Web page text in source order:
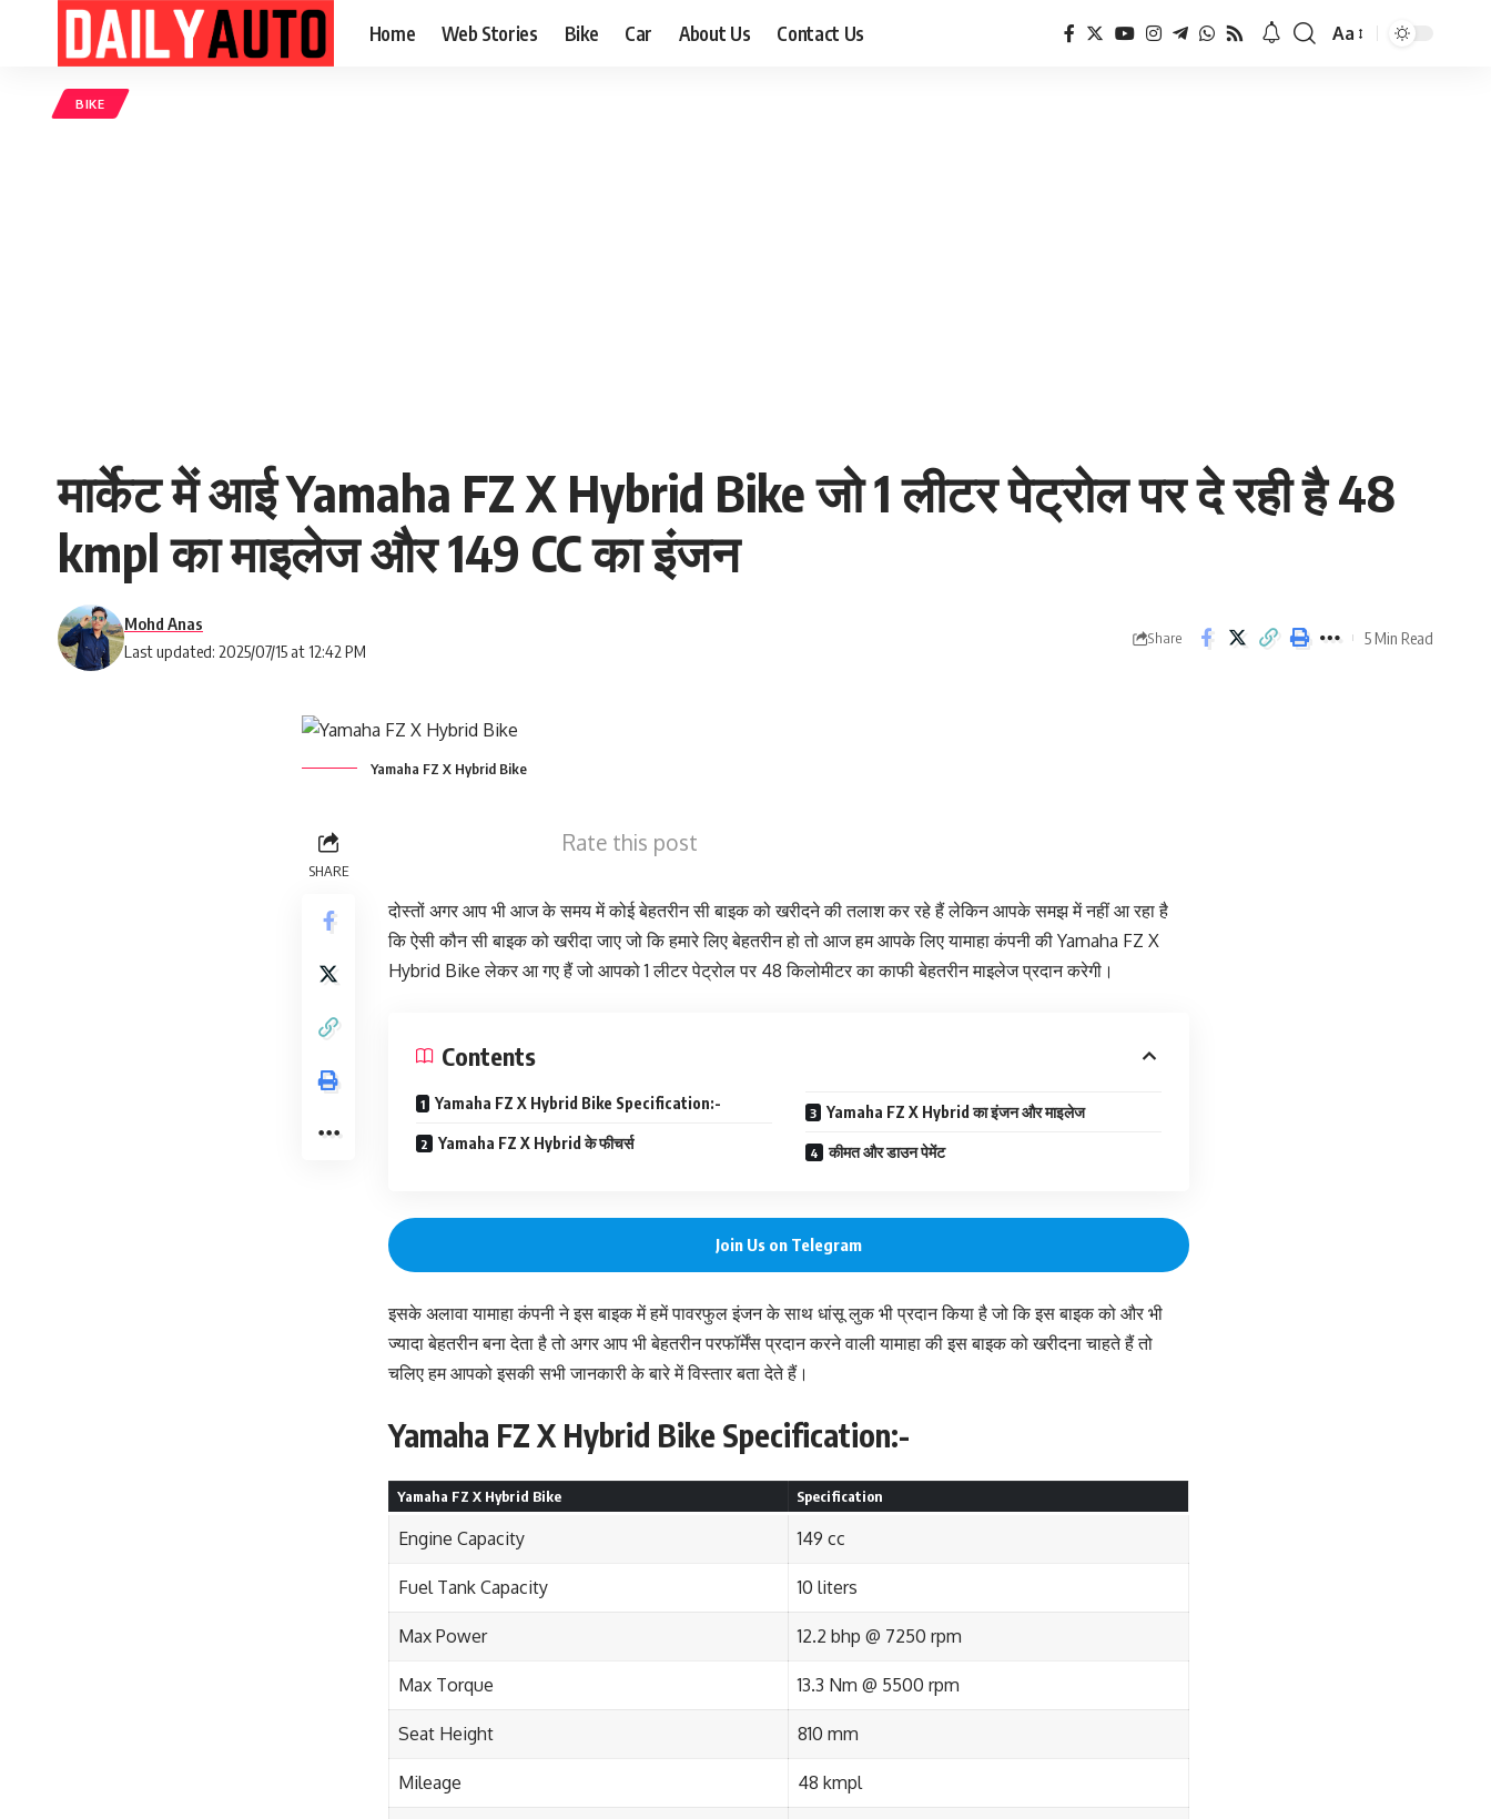
Home Web Stories Bike Car About Us Contact Us
Font
Aa
BIKE
मार्केट में आई Yamaha FZ X Hybrid Bike जो 1 लीटर पेट्रोल पर दे रही है 48
kmpl का माइलेज और 149 CC का इंजन
Last updated: 2025/07/15 at 12:42 PM
Mohd Anas
Share 5 Min Read
Yamaha FZ X Hybrid Bike
SHARE
Rate this post
दोस्तों अगर आप भी आज के समय में कोई बेहतरीन सी बाइक को खरीदने की तलाश कर रहे हैं लेकिन आपके समझ में नहीं आ रहा है
कि ऐसी कौन सी बाइक को खरीदा जाए जो कि हमारे लिए बेहतरीन हो तो आज हम आपके लिए यामाहा कंपनी की Yamaha FZ X
Hybrid Bike लेकर आ गए हैं जो आपको 1 लीटर पेट्रोल पर 48 किलोमीटर का काफी बेहतरीन माइलेज प्रदान करेगी।
Contents
Yamaha FZ X Hybrid Bike Specification:-
Yamaha FZ X Hybrid के फीचर्स
Yamaha FZ X Hybrid का इंजन और माइलेज
कीमत और डाउन पेमेंट
Join Us on Telegram
इसके अलावा यामाहा कंपनी ने इस बाइक में हमें पावरफुल इंजन के साथ धांसू लुक भी प्रदान किया है जो कि इस बाइक को और भी
ज्यादा बेहतरीन बना देता है तो अगर आप भी बेहतरीन परफॉर्मेंस प्रदान करने वाली यामाहा की इस बाइक को खरीदना चाहते हैं तो
चलिए हम आपको इसकी सभी जानकारी के बारे में विस्तार बता देते हैं।
Yamaha FZ X Hybrid Bike Specification:-
Yamaha FZ X Hybrid Bike Specification
Engine Capacity 149 cc
Fuel Tank Capacity 10 liters
Max Power 12.2 bhp @ 7250 rpm
Max Torque 13.3 Nm @ 5500 rpm
Seat Height 810 mm
Mileage 48 kmpl